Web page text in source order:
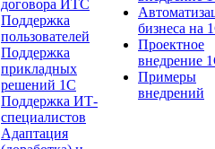
договора ИТС
Поддержка
пользователей
Поддержка
прикладных
решений 1С
Поддержка ИТ-
специалистов
Адаптация
бизнеса на
Проектное
внедрение
Примеры
внедрений